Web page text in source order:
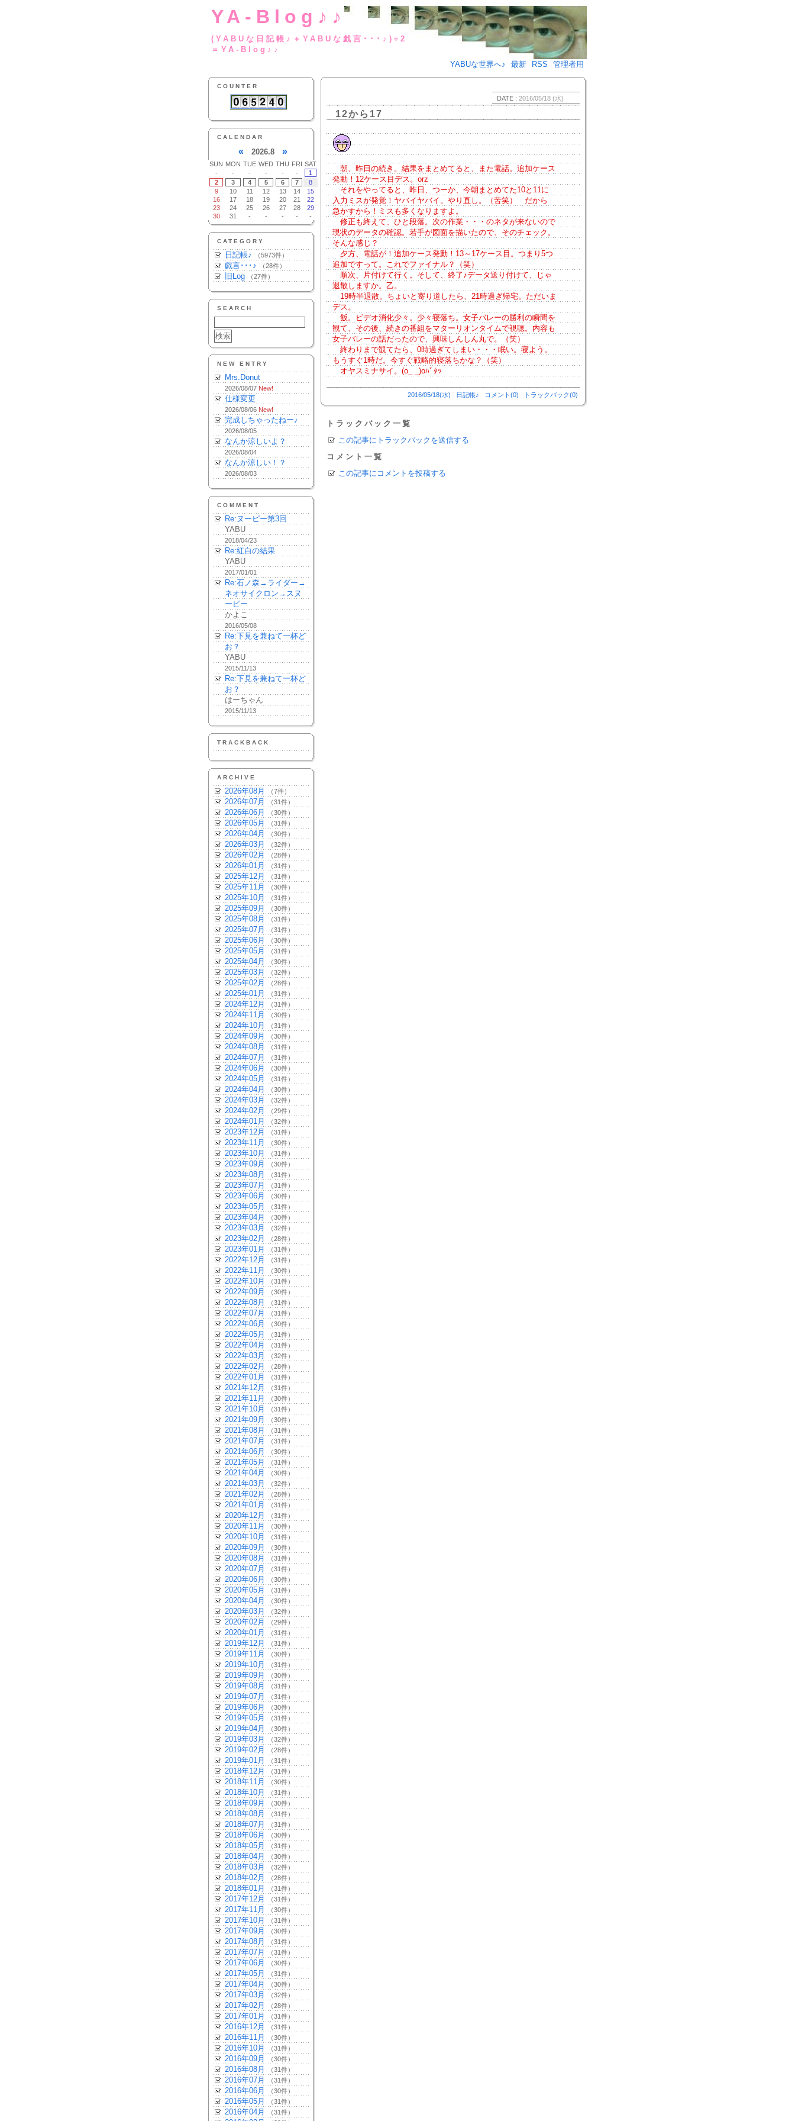
YA-Blog♪♪
(YABUな日記帳♪＋YABUな戯言･･･♪)÷2
＝YA-Blog♪♪
YABUな世界へ♪
最新 RSS 管理者用
COUNTER
CALENDAR
« 2026.8 »
SUN MON TUE WED THU FRI SAT
-
- - - - -
1
2
3 4 5 6 7
8
9
10 11 12 13 14
15
16
17 18 19 20 21
22
23
24 25 26 27 28
29
30
31 - - - - -
CATEGORY
日記帳♪ （5973件）
戯言･･･♪ （28件）
旧Log （27件）
SEARCH
NEW ENTRY
Mrs.Donut
2026/08/07 New!
仕様変更
2026/08/06 New!
完成しちゃったねー♪
2026/08/05
なんか涼しいよ？
2026/08/04
なんか涼しい！？
2026/08/03
COMMENT
Re:ヌーピー第3回
YABU
2018/04/23
Re:紅白の結果
YABU
2017/01/01
Re:石ノ森→ライダー→
ネオサイクロン→スヌ
ーピー
かよこ
2016/05/08
Re:下見を兼ねて一杯ど
お？
YABU
2015/11/13
Re:下見を兼ねて一杯ど
お？
はーちゃん
2015/11/13
TRACKBACK
ARCHIVE
2026年08月 （7件）
2026年07月 （31件）
2026年06月 （30件）
2026年05月 （31件）
2026年04月 （30件）
2026年03月 （32件）
2026年02月 （28件）
2026年01月 （31件）
2025年12月 （31件）
2025年11月 （30件）
2025年10月 （31件）
2025年09月 （30件）
2025年08月 （31件）
2025年07月 （31件）
2025年06月 （30件）
2025年05月 （31件）
2025年04月 （30件）
2025年03月 （32件）
2025年02月 （28件）
2025年01月 （31件）
2024年12月 （31件）
2024年11月 （30件）
2024年10月 （31件）
2024年09月 （30件）
2024年08月 （31件）
2024年07月 （31件）
2024年06月 （30件）
2024年05月 （31件）
2024年04月 （30件）
2024年03月 （32件）
2024年02月 （29件）
2024年01月 （32件）
2023年12月 （31件）
2023年11月 （30件）
2023年10月 （31件）
2023年09月 （30件）
2023年08月 （31件）
2023年07月 （31件）
2023年06月 （30件）
2023年05月 （31件）
2023年04月 （30件）
2023年03月 （32件）
2023年02月 （28件）
2023年01月 （31件）
2022年12月 （31件）
2022年11月 （30件）
2022年10月 （31件）
2022年09月 （30件）
2022年08月 （31件）
2022年07月 （31件）
2022年06月 （30件）
2022年05月 （31件）
2022年04月 （31件）
2022年03月 （32件）
2022年02月 （28件）
2022年01月 （31件）
2021年12月 （31件）
2021年11月 （30件）
2021年10月 （31件）
2021年09月 （30件）
2021年08月 （31件）
2021年07月 （31件）
2021年06月 （30件）
2021年05月 （31件）
2021年04月 （30件）
2021年03月 （32件）
2021年02月 （28件）
2021年01月 （31件）
2020年12月 （31件）
2020年11月 （30件）
2020年10月 （31件）
2020年09月 （30件）
2020年08月 （31件）
2020年07月 （31件）
2020年06月 （30件）
2020年05月 （31件）
2020年04月 （30件）
2020年03月 （32件）
2020年02月 （29件）
2020年01月 （31件）
2019年12月 （31件）
2019年11月 （30件）
2019年10月 （31件）
2019年09月 （30件）
2019年08月 （31件）
2019年07月 （31件）
2019年06月 （30件）
2019年05月 （31件）
2019年04月 （30件）
2019年03月 （32件）
2019年02月 （28件）
2019年01月 （31件）
2018年12月 （31件）
2018年11月 （30件）
2018年10月 （31件）
2018年09月 （30件）
2018年08月 （31件）
2018年07月 （31件）
2018年06月 （30件）
2018年05月 （31件）
2018年04月 （30件）
2018年03月 （32件）
2018年02月 （28件）
2018年01月 （31件）
2017年12月 （31件）
2017年11月 （30件）
2017年10月 （31件）
2017年09月 （30件）
2017年08月 （31件）
2017年07月 （31件）
2017年06月 （30件）
2017年05月 （31件）
2017年04月 （30件）
2017年03月 （32件）
2017年02月 （28件）
2017年01月 （31件）
2016年12月 （31件）
2016年11月 （30件）
2016年10月 （31件）
2016年09月 （30件）
2016年08月 （31件）
2016年07月 （31件）
2016年06月 （30件）
2016年05月 （31件）
2016年04月 （31件）
DATE : 2016/05/18 (水)
12から17
朝、昨日の続き。結果をまとめてると、また電話。追加ケース
発動！12ケース目デス。orz
それをやってると、昨日、つーか、今朝まとめてた10と11に
入力ミスが発覚！ヤバイヤバイ。やり直し。（苦笑） だから
急かすから！ミスも多くなりますよ。
修正も終えて、ひと段落。次の作業・・・のネタが来ないので
現状のデータの確認。若手が図面を描いたので、そのチェック。
そんな感じ？
夕方、電話が！追加ケース発動！13～17ケース目。つまり5つ
追加ですって。これでファイナル？（笑）
順次、片付けて行く。そして、終了♪データ送り付けて、じゃ
退散しますか。乙。
19時半退散。ちょいと寄り道したら、21時過ぎ帰宅。ただいま
デス。
飯。ビデオ消化少々。少々寝落ち。女子バレーの勝利の瞬間を
観て、その後、続きの番組をマターリオンタイムで視聴。内容も
女子バレーの話だったので、興味しんしん丸で。（笑）
終わりまで観てたら、0時過ぎてしまい・・・眠い。寝よう。
もうすぐ1時だ。今すぐ戦略的寝落ちかな？（笑）
オヤスミナサイ。(o_ _)oﾊﾞﾀｯ
2016/05/18(水) 日記帳♪ コメント(0) トラックバック(0)
トラックバック一覧
この記事にトラックバックを送信する
コメント一覧
この記事にコメントを投稿する